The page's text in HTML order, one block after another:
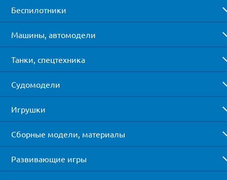
Беспилотники
Машины, автомодели
Танки, спецтехника
Судомодели
Игрушки
Сборные модели, материалы
Развивающие игры